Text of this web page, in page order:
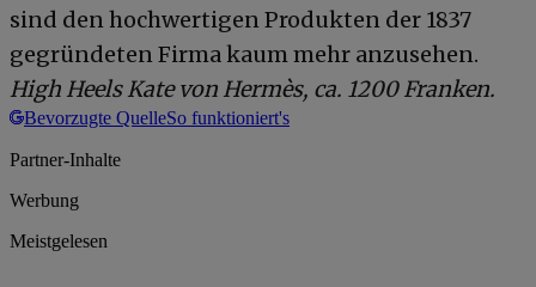
sind den hochwertigen Produkten der 1837
gegründeten Firma kaum mehr anzusehen.
High Heels Kate von Hermès, ca. 1200 Franken.
Bevorzugte QuelleSo funktioniert's
Partner-Inhalte
Werbung
Meistgelesen